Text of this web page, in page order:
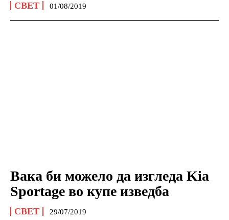
СВЕТ 01/08/2019
Вака би можело да изгледа Kia
Sportage во купе изведба
СВЕТ 29/07/2019